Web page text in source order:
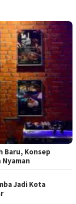
Baru, Konsep
Jadi Kota